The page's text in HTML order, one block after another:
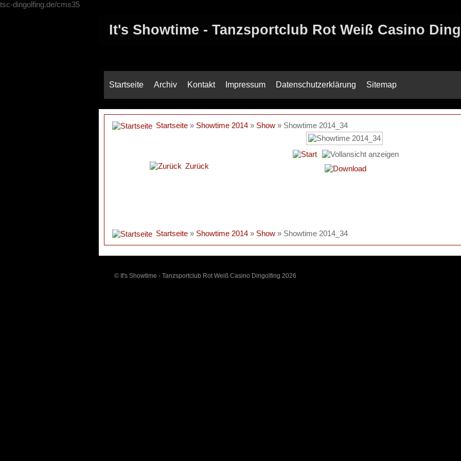
tsc-dingolfing.de/cms35
It's Showtime - Tanzsportclub Rot Weiß Casino
Startseite Archiv Kontakt Impressum Datenschutzerklärung Sitemap
Startseite » Showtime 2014 » Show » Showtime 2014_34
Zurück
Startseite » Showtime 2014 » Show » Showtime 2014_34
© It's Showtime - Tanzsportclub Rot Weiß Casino Dingolfing 2026